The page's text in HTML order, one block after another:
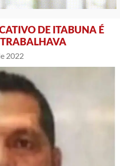
DE ITABUNA É
2022